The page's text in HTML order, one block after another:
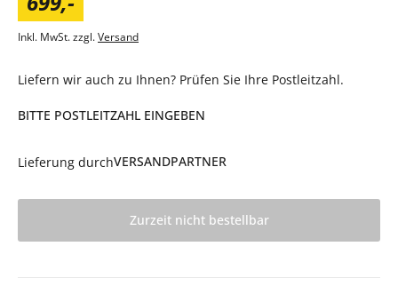
Inkl. MwSt. zzgl.Versand
Liefern wir auch zu Ihnen? Prüfen Sie Ihre Postleitzahl.
BITTE POSTLEITZAHL EINGEBEN
Lieferung durchVERSANDPARTNER
Zurzeit nicht bestellbar